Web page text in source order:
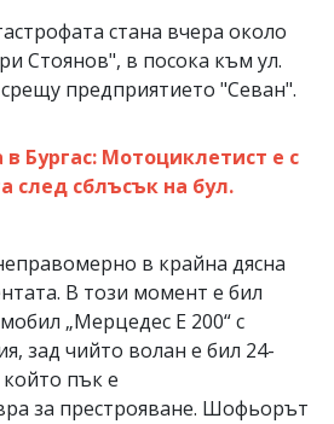
стана вчера около
Стоянов", в посока към ул.
предприятието "Севан".
Бургас: Мотоциклетист е с
след сблъсък на бул.
в крайна дясна
В този момент е бил
„Мерцедес Е 200“ с
зад чийто волан е бил 24-
пък е
за престрояване. Шофьорът